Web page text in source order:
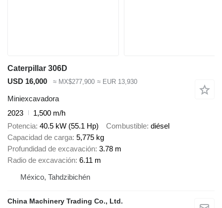
Caterpillar 306D
USD 16,000
≈ MX$277,900 ≈ EUR 13,930
Miniexcavadora
2023
1,500 m/h
Potencia 40.5 kW (55.1 Hp) Combustible diésel
Capacidad de carga 5,775 kg
Profundidad de excavación 3.78 m
Radio de excavación 6.11 m
México, Tahdzibichén
China Machinery Trading Co., Ltd.